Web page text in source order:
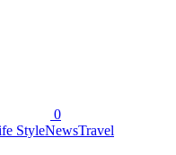
0
StyleNewsTravel